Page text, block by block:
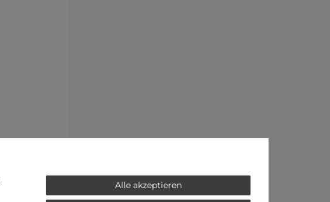
Alle akzeptieren